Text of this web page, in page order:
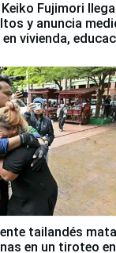
Fujimori
y anuncia
vivienda,
tailandés
en un tiroteo